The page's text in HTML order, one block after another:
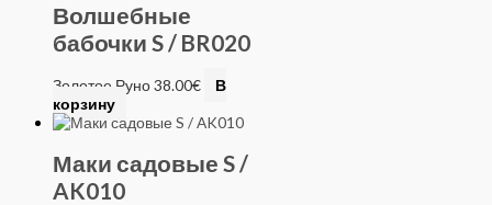
Волшебные
бабочки S / BR020
Золотое Руно38.00€
В
корзину
Маки садовые S /
AK010